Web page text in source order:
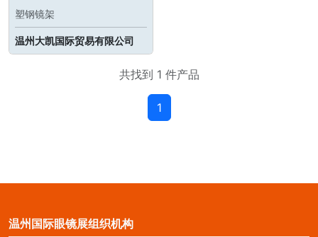
塑钢镜架
温州大凯国际贸易有限公司
共找到 1 件产品
1
温州国际眼镜展组织机构